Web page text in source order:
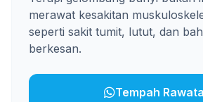
merawat kesakitan
seperti sakit tumit, lutut, dan
berkesan.
Tempah